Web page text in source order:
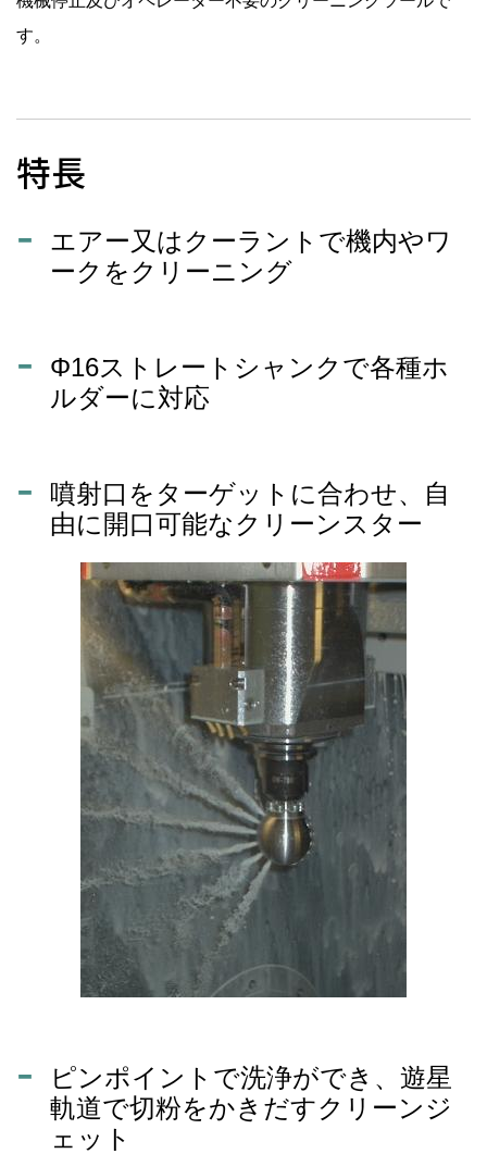
す。
特長
エアー又はクーラントで機内やワ
ークをクリーニング
Φ16ストレートシャンクで各種ホ
ルダーに対応
噴射口をターゲットに合わせ、自
由に開口可能なクリーンスター
ピンポイントで洗浄ができ、遊星
軌道で切粉をかきだすクリーンジ
ェット